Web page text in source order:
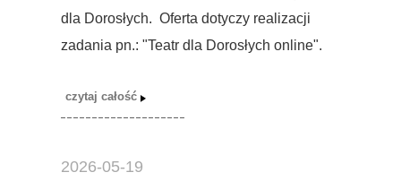
dla Dorosłych. Oferta dotyczy realizacji
zadania pn.: "Teatr dla Dorosłych online".
2026-05-19